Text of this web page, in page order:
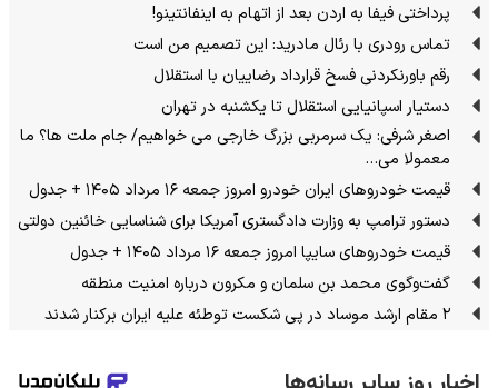
پرداختی فیفا به اردن بعد از اتهام به اینفانتینو!
تماس رودری با رئال مادرید: این تصمیم من است
رقم باورنکردنی فسخ قرارداد رضاییان با استقلال
دستیار اسپانیایی استقلال تا یکشنبه در تهران
اصغر شرفی: یک سرمربی بزرگ خارجی می خواهیم/ جام ملت ها؟ ما
معمولا می…
قیمت خودرو‌های ایران خودرو امروز جمعه ۱۶ مرداد ۱۴۰۵ + جدول
دستور ترامپ به وزارت دادگستری آمریکا برای شناسایی خائنین دولتی
قیمت خودرو‌های سایپا امروز جمعه ۱۶ مرداد ۱۴۰۵ + جدول
گفت‌وگوی محمد بن سلمان و مکرون درباره امنیت منطقه
۲ مقام‌ ارشد موساد در پی شکست توطئه علیه ایران برکنار شدند